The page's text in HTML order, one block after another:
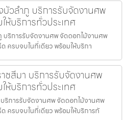
บัวลำภู บริการรับจัดงานศพ
ห้บริการทั่วประเทศ
บริการรับจัดงานศพ จัดดอกไม้งานศพ
ครบจบในที่เดียว พร้อมให้บริกา
ชสีมา บริการรับจัดงานศพ
ห้บริการทั่วประเทศ
ริการรับจัดงานศพ จัดดอกไม้งานศพ
ครบจบในที่เดียว พร้อมให้บริการทั